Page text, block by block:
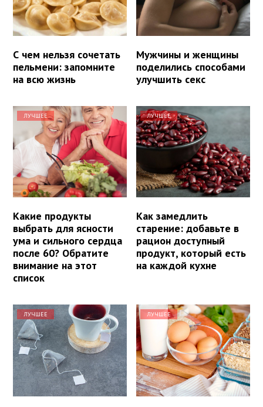
С чем нельзя сочетать
пельмени: запомните
на всю жизнь
Мужчины и женщины
поделились способами
улучшить секс
ЛУЧШЕЕ
Какие продукты
выбрать для ясности
ума и сильного сердца
после 60? Обратите
внимание на этот
список
ЛУЧШЕЕ
Как замедлить
старение: добавьте в
рацион доступный
продукт, который есть
на каждой кухне
ЛУЧШЕЕ ЛУЧШЕЕ